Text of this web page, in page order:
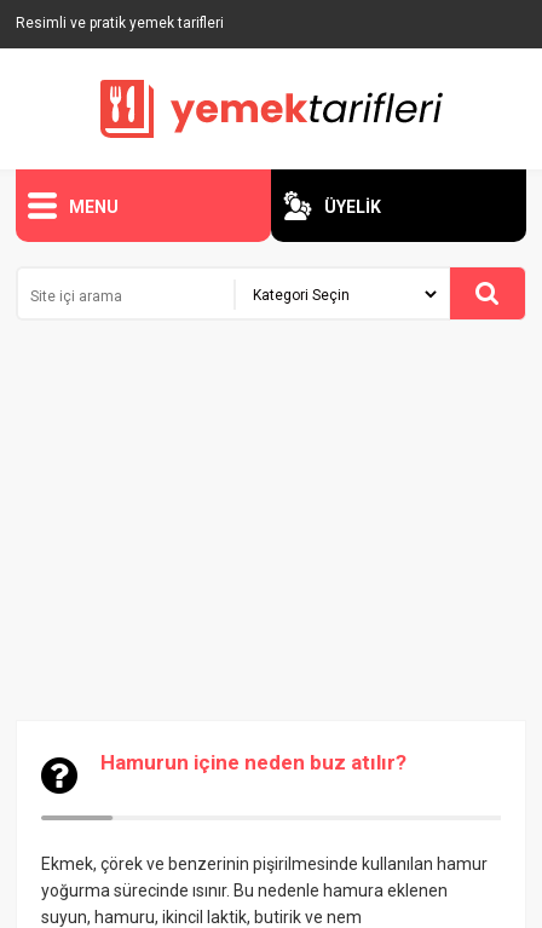
Resimli ve pratik yemek tarifleri
MENU ÜYELİK
Hamurun içine neden buz atılır?
Ekmek, çörek ve benzerinin pişirilmesinde kullanılan hamur
yoğurma sürecinde ısınır. Bu nedenle hamura eklenen
suyun, hamuru, ikincil laktik, butirik ve nem